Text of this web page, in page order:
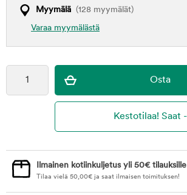
Myymälä (128 myymälät)
Varaa myymälästä
Ilmainen kotiinkuljetus yli 50€ tilauksille
Tilaa vielä 50,00€ ja saat ilmaisen toimituksen!